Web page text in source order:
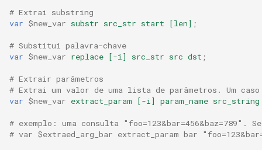
prettycjson
pubsub
qless-web
qless
rabbitmqstomp
# Extrai substring
var $new_var substr src_str start [len] ;
# Substitui palavra-chave
var $new_var replace [-i] src_str src dst ;
# Extrair parâmetros
# Extrai um valor de uma lista de parâmetros. Um
var $new_var extract_param [-i] param_name src_string
# exemplo: uma consulta
# var $extraed_arg_bar extract_param bar